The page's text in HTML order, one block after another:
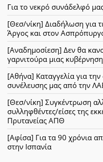
Για το νεκρό συνάδελφό
[Θεσ/νίκη] Διαδήλωση για
Άργος και στον
[Αναδημοσίεση] Δεν θα
γαρνιτούρα μιας
[Αθήνα] Καταγγελία για
συνέλευσης μας από την
[Θεσ/νίκη] Συγκέντρωση
συλληφθέντες/είσες της
Πρυτανείας ΑΠΘ
[Αφίσα] Για τα 90 χρόνια
στην Ισπανία